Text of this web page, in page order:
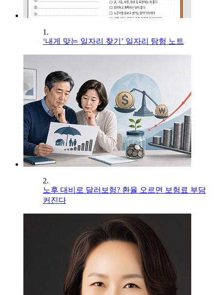
1.
‘내게 맞는 일자리 찾기’ 일자리 탐험 노트
2.
노후 대비로 달러보험? 환율 오르면 보험료 부담
커진다